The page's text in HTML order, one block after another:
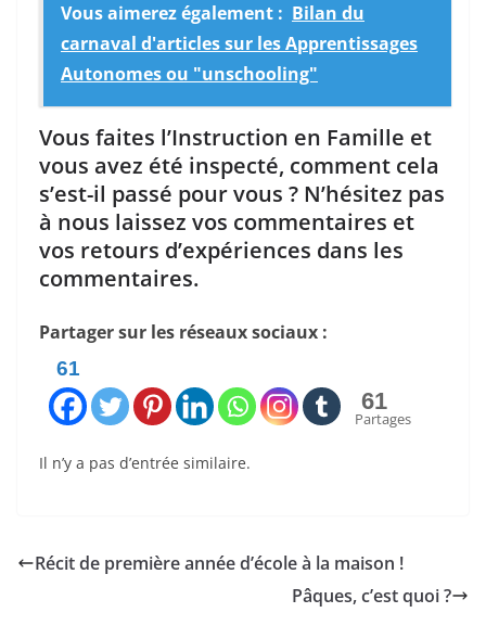
Vous aimerez également : Bilan du
carnaval d'articles sur les Apprentissages
Autonomes ou "unschooling"
Vous faites l’Instruction en Famille et
vous avez été inspecté, comment cela
s’est-il passé pour vous ? N’hésitez pas
à nous laissez vos commentaires et
vos retours d’expériences dans les
commentaires.
Partager sur les réseaux sociaux :
61
61
Partages
Il n’y a pas d’entrée similaire.
Récit de première année d’école à la maison !
Pâques, c’est quoi ?